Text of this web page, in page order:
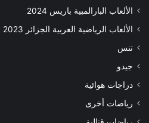
الألعاب البارالمبية باريس 2024
الألعاب الرياضية العربية الجزائر 2023
تنس
جيدو
دراجات هوائية
رياضات أخرى